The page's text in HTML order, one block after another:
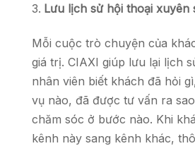
Lưu lịch sử hội thoại xuyên
Mỗi cuộc trò chuyện của
giá trị. CIAXI giúp lưu lại lịch
nhân viên biết khách đã hỏi
vụ nào, đã được tư vấn ra
chăm sóc ở bước nào. Khi
kênh này sang kênh khác,